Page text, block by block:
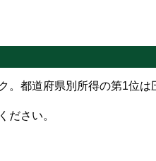
。都道府県別所得の第1位
ださい。